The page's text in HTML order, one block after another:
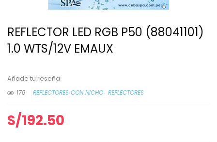
REFLECTOR LED RGB P50 (88041101)
1.0 WTS/12V EMAUX
Añade tu reseña
178
REFLECTORES CON NICHO REFLECTORES
S/192.50